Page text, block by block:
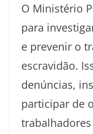
O Ministério
para
e prevenir o
escravidão.
denúncias,
participar de